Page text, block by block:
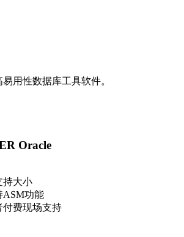
用性数据库工具软件。
Oracle
持大小
ASM功能
付费现场支持